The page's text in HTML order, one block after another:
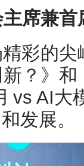
席兼
彩的
？》
vs AI大
发展。